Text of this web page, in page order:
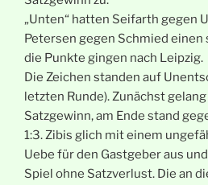
„Unten“ hatten Seifarth gegen
Petersen gegen Schmied einen
die Punkte gingen nach Leipzig.
Die Zeichen standen auf
letzten Runde). Zunächst
Satzgewinn, am Ende stand
1:3. Zibis glich mit einem
Uebe für den Gastgeber aus
Spiel ohne Satzverlust. Die an